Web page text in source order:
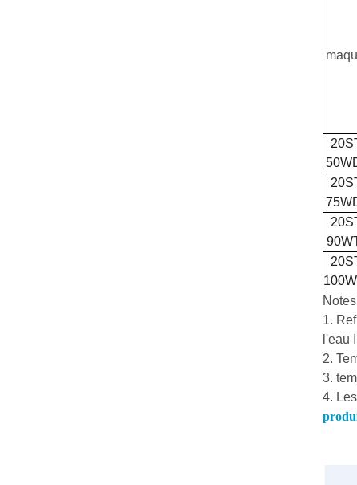
1.
l'eau
2.
3.
4.